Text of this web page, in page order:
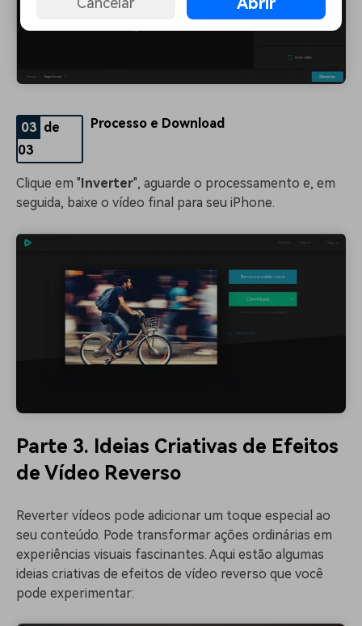
03 de
03
Processo e Download
Clique em "Inverter", aguarde o processamento e, em
seguida, baixe o vídeo final para seu iPhone.
Parte 3. Ideias Criativas de Efeitos
de Vídeo Reverso
Reverter vídeos pode adicionar um toque especial ao
seu conteúdo. Pode transformar ações ordinárias em
experiências visuais fascinantes. Aqui estão algumas
ideias criativas de efeitos de vídeo reverso que você
pode experimentar: